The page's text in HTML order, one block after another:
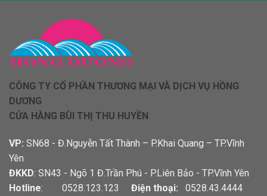
CÔNG TY CỔ PHẦN THƯƠNG MẠI VÀ DỊCH VỤ HỒNG
DƯƠNG
CỬA HÀNG BÙI THỊ THU HUYỀN
VP: SN68 - Đ.Nguyễn Tất Thành – P.Khai Quang – TP.Vĩnh
Yên
ĐKKD: SN43 - Ngõ 1 Đ.Trần Phú - P.Liên Bảo - TP.Vĩnh Yên
Hotline: 0528.123.123 Điện thoại: 0528.43.4444